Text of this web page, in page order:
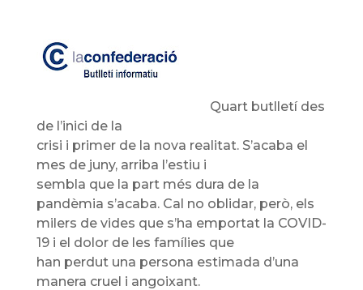
Quart butlletí des
de l’inici de la
crisi i primer de la nova realitat. S’acaba el
mes de juny, arriba l’estiu i
sembla que la part més dura de la
pandèmia s’acaba. Cal no oblidar, però, els
milers de vides que s’ha emportat la COVID-
19 i el dolor de les famílies que
han perdut una persona estimada d’una
manera cruel i angoixant.